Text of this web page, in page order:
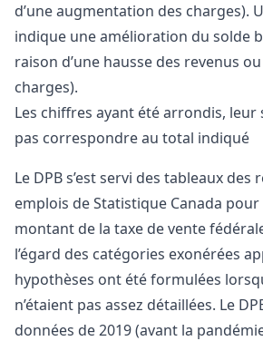
d’une augmentation des charges).
indique une amélioration du solde
raison d’une hausse des revenus
charges).
Les chiffres ayant été arrondis,
pas correspondre au total indiqué
Le DPB s’est servi des tableaux des
emplois de Statistique Canada
montant de la taxe de vente
l’égard des catégories exonérées
hypothèses ont été formulées
n’étaient pas assez détaillées. Le
données de 2019 (avant la